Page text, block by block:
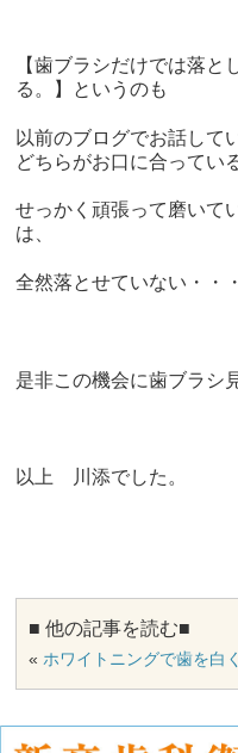
【歯ブラシだけでは落
る。】というのも
以前のブログでお話して
どちらがお口に合ってい
せっかく頑張って磨いて
は、
全然落とせていない・・
是非この機会に歯ブラシ
以上 川添でした。
■ 他の記事を読む■
« ホワイトニングで歯を白